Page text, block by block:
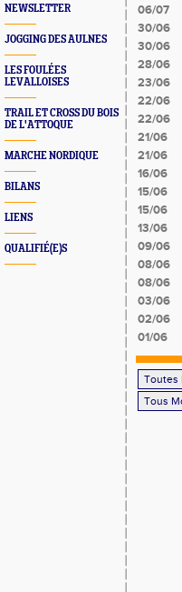
NEWSLETTER
JOGGING DES AULNES
LES FOULÉES
LEVALLOISES
TRAIL ET CROSS DU BOIS
DE L'ATTOQUE
MARCHE NORDIQUE
BILANS
LIENS
QUALIFIÉ(E)S
06/07
30/06
30/06
28/06
23/06
22/06
22/06
21/06
21/06
16/06
15/06
15/06
13/06
09/06
08/06
08/06
03/06
02/06
01/06